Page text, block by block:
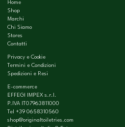
Home
Shop
Marchi
Chi Siamo
Stores
Contatti
Privacy e Cookie
Termini e Condizioni
Spedizioni e Resi
E-commerce
EFFEGI IMPEX s.r.l.
P.IVA IT07963811000
Tel +39 0658310560
shop@originaltoiletries.com